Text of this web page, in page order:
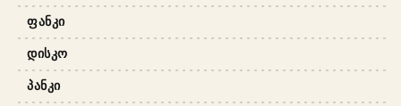
ᲤᲐᲜᲙᲘ
ᲓᲘᲡᲙᲝ
ᲞᲐᲜᲙᲘ